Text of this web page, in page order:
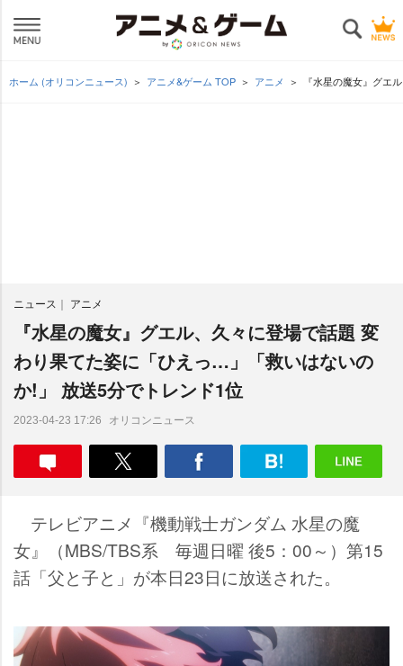
ホーム (オリコンニュース) アニメ&ゲーム TOP アニメ 『水星の魔女』グエ
ニュース アニメ
『水星の魔女』グエル、久々に登場で話題 変
わり果てた姿に「ひえっ…」「救いはないの
か!」 放送5分でトレンド1位
2023-04-23 17:26 オリコンニュース
テレビアニメ『機動戦士ガンダム 水星の魔
女』（MBS/TBS系 毎週日曜 後5：00～）第15
話「父と子と」が本日23日に放送された。